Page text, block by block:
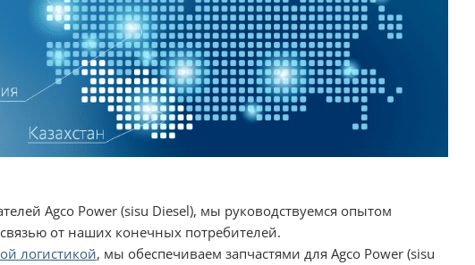
Agco Power (sisu Diesel), мы руководствуемся опытом
от наших конечных потребителей.
логистикой, мы обеспечиваем запчастями для Agco Power (sisu